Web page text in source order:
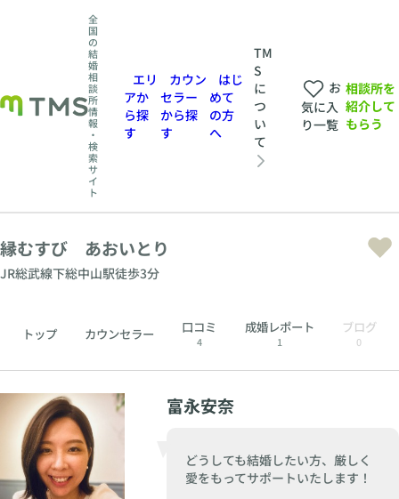
全
国
の
結
婚
相
談
所
情
報
・
検
索
サ
イ
ト
エリ
アか
ら探
す
カウン
セラー
から探
す
はじ
めて
の方
へ
TM
S
に
つ
い
て
お
気に入
り一覧
相談所を
紹介して
もらう
縁むすび あおいとり
JR総武線下総中山駅徒歩3分
トップ カウンセラー 口コミ
4
成婚レポート
1
ブログ
0
富永安奈
どうしても結婚したい方、厳しく
愛をもってサポートいたします！